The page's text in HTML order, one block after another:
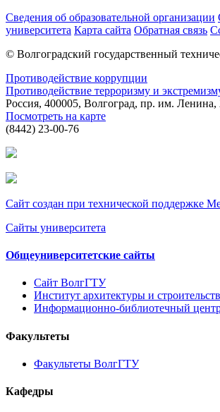
Сведения об образовательной организации
университета Карта сайта Обратная связь
© Волгоградский государственный
Противодействие коррупции
Противодействие терроризму и
Россия, 400005, Волгоград, пр. им. Ленина,
Посмотреть на карте
(8442) 23-00-76
Сайт создан при технической поддержке
Сайты университета
Общеуниверситетские сайты
Сайт ВолгГТУ
Институт архитектуры и
Информационно-библиотечный
Факультеты
Факультеты ВолгГТУ
Кафедры